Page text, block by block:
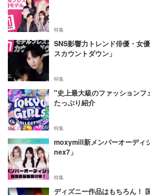
特集
SNS影響力トレンド俳優・女
スカウントダウン」
特集
"史上最大級のファッションフ
たっぷり紹介
特集
moxymill新メンバーオーディ
nex7」
特集
ディズニー作品はもちろん！